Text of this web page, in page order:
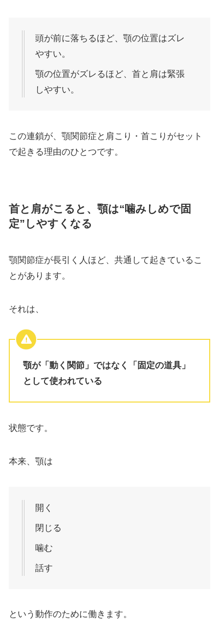
頭が前に落ちるほど、顎の位置はズレ
やすい。
顎の位置がズレるほど、首と肩は緊張
しやすい。
この連鎖が、顎関節症と肩こり・首こりがセット
で起きる理由のひとつです。
首と肩がこると、顎は“噛みしめで固
定”しやすくなる
顎関節症が長引く人ほど、共通して起きているこ
とがあります。
それは、
顎が「動く関節」ではなく「固定の道具」
として使われている
状態です。
本来、顎は
開く
閉じる
噛む
話す
という動作のために働きます。